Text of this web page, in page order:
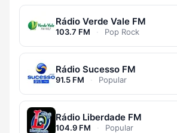
Rádio Verde Vale FM
103.7 FM · Pop Rock
Rádio Sucesso FM
91.5 FM · Popular
Rádio Liberdade FM
104.9 FM · Popular